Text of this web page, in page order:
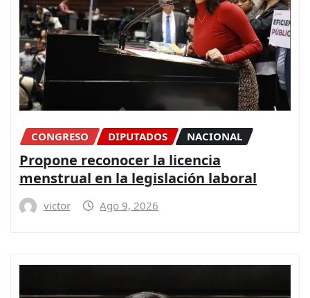
CONGRESO DIPUTADOS NACIONAL
Propone reconocer la licencia
menstrual en la legislación laboral
victor Ago 9, 2026